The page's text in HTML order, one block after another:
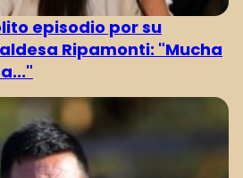
episodio por su
Ripamonti: "Mucha